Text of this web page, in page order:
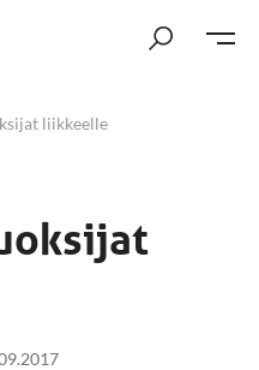
liikkeelle